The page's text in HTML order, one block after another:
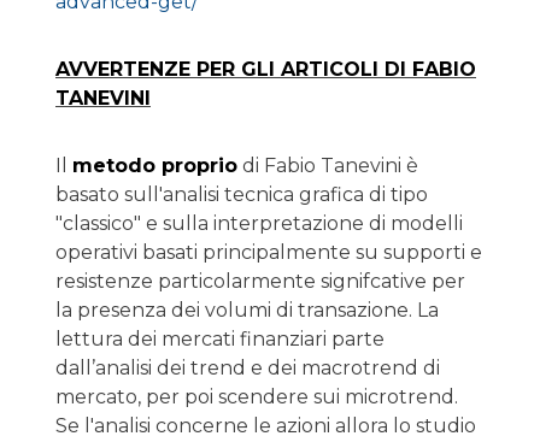
AVVERTENZE PER GLI ARTICOLI DI FABIO
TANEVINI
Il metodo proprio di Fabio Tanevini è
basato sull'analisi tecnica grafica di tipo
"classico" e sulla interpretazione di modelli
operativi basati principalmente su supporti e
resistenze particolarmente signifcative per
la presenza dei volumi di transazione. La
lettura dei mercati finanziari parte
dall’analisi dei trend e dei macrotrend di
mercato, per poi scendere sui microtrend.
Se l'analisi concerne le azioni allora lo studio